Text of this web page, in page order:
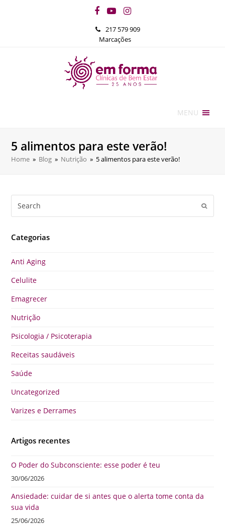
Facebook
YouTubeInstagram
217 579 909
Marcações
MENU
5 alimentos para este verão!
Home » Blog » Nutrição » 5 alimentos para este verão!
Categorias
Anti Aging
Celulite
Emagrecer
Nutrição
Psicologia / Psicoterapia
Receitas saudáveis
Saúde
Uncategorized
Varizes e Derrames
Artigos recentes
O Poder do Subconsciente: esse poder é teu
30/06/2026
Ansiedade: cuidar de si antes que o alerta tome conta da
sua vida
25/06/2026